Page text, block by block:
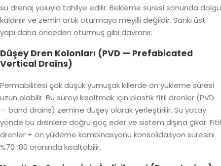
su drenaj yoluyla tahliye edilir. Bekleme süresi sonunda dolgu
kaldırılır ve zemin artık oturmaya meyilli değildir. Sanki üst
yapı daha önceden oturmuş gibi davranır.
Düşey Dren Kolonları (PVD — Prefabicated
Vertical Drains)
Permabilitesi çok düşük yumuşak killerde ön yükleme süresi
uzun olabilir. Bu süreyi kısaltmak için plastik fitil drenler (PVD
— band drains) zemine düşey olarak yerleştirilir. Su yatay
yönde bu drenlere doğru göç eder ve sistem dışına çıkar. Fitil
drenler + ön yükleme kombinasyonu konsolidasyon süresini
%70-80 oranında kısaltabilir.